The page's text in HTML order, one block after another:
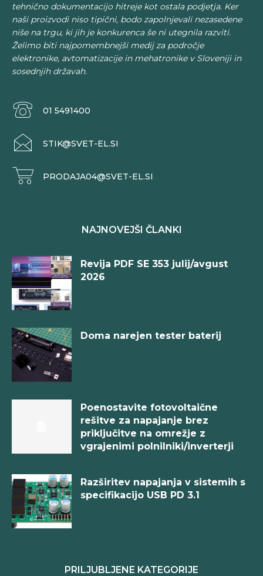
tehnično dokumentacijo hitreje kot ostala podjetja. Ker
naši proizvodi niso tipični, bodo zapolnjevali nezasedene
niše na trgu, ki jih je konkurenca še ni utegnila razviti.
Želimo biti najpomembnejši medij za področje
elektronike, avtomatizacije in mehatronike v Sloveniji in
sosednjih državah.
01 5491400
STIK@SVET-EL.SI
PRODAJA04@SVET-EL.SI
NAJNOVEJŠI ČLANKI
Revija PDF SE 353 julij/avgust
2026
Doma narejen tester baterij
Poenostavite fotovoltaične
rešitve za napajanje brez
priključitve na omrežje z
vgrajenimi polnilniki/inverterji
Razširitev napajanja v sistemih s
specifikacijo USB PD 3.1
PRILJUBLJENE KATEGORIJE